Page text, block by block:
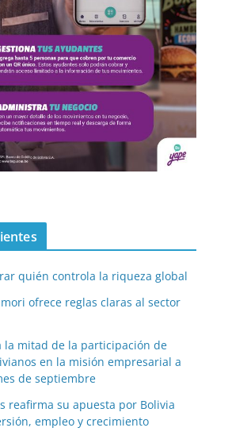
quién controla la riqueza global
ofrece reglas claras al sector
la mitad de la participación de
en la misión empresarial a
de septiembre
reafirma su apuesta por Bolivia
empleo y crecimiento